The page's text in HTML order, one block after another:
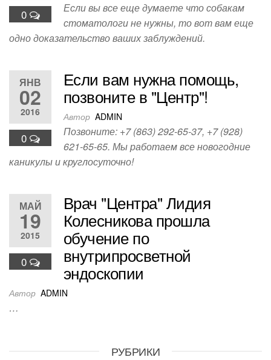
0
Если вы все еще думаете что собакам
стоматологи не нужны, то вот вам еще
одно доказательство ваших заблуждений.
ЯНВ
02
2016
0
Если вам нужна помощь,
позвоните в "Центр"!
Автор ADMIN
Позвоните: +7 (863) 292-65-37, +7 (928)
621-65-65. Мы работаем все новогодние
каникулы и круглосуточно!
МАЙ
19
2015
0
Врач "Центра" Лидия
Колесникова прошла
обучение по
внутрипросветной
эндоскопии
Автор ADMIN
…
РУБРИКИ